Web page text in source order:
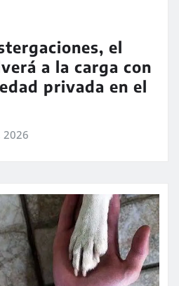
el
a la carga con
privada en el
2026